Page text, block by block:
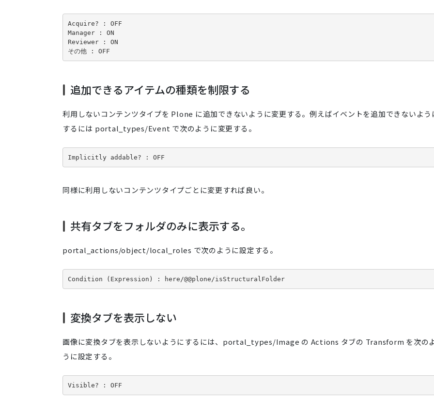
Acquire? : OFF
Manager : ON
Reviewer : ON
その他 : OFF
追加できるアイテムの種類を制限する
利用しないコンテンツタイプを Plone に追加できないように変更する。例えばイベントを追加できないよう
するには portal_types/Event で次のように変更する。
Implicitly addable? : OFF
同様に利用しないコンテンツタイプごとに変更すれば良い。
共有タブをフォルダのみに表示する。
portal_actions/object/local_roles で次のように設定する。
Condition (Expression) : here/@@plone/isStructuralFolder
変換タブを表示しない
画像に変換タブを表示しないようにするには、portal_types/Image の Actions タブの Transform を次の
うに設定する。
Visible? : OFF